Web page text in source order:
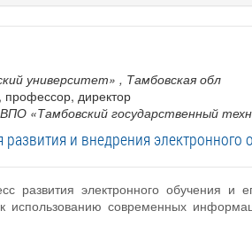
университет» , Тамбовская обл
профессор, директор
«Тамбовский государственный
и внедрения
развития электронного обучения
использованию современных